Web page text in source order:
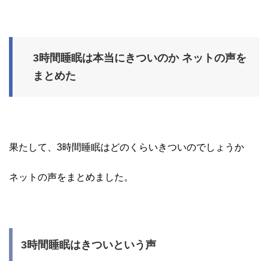
3時間睡眠は本当にきついのか ネットの声を
まとめた
果たして、3時間睡眠はどのくらいきついのでしょうか
ネットの声をまとめました。
3時間睡眠はきついという声